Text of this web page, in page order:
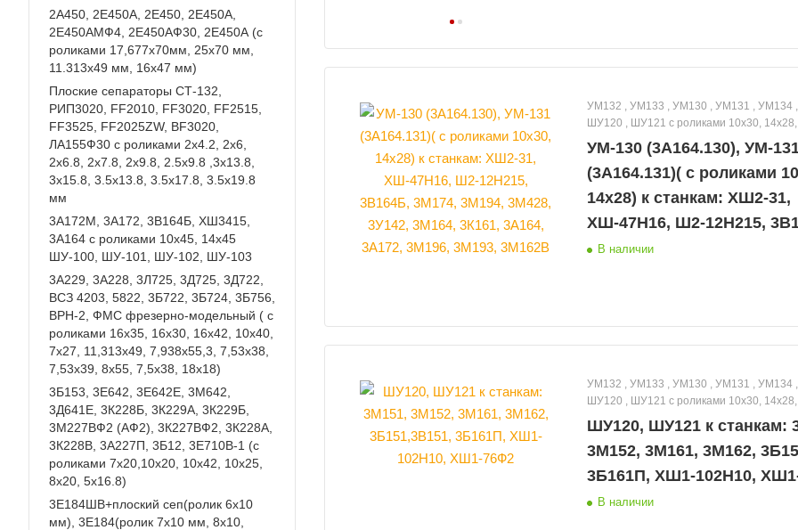
УМ132 , УМ133 , УМ130 , УМ131 , УМ134 , УМ135 ,
ШУ120 , ШУ121 с роликами 10х30,
14х30, 14.14х30, 14.17х30.1
УМ-130 (3А164.130), УМ-
(3А164.131)( с роликами
14х28) к станкам: ХШ2-31,
ХШ-47Н16, Ш2-12Н215,
3М174, 3M194, 3М428,
В наличии
УМ132 , УМ133 , УМ130 , УМ131 , УМ134 , УМ135 ,
ШУ120 , ШУ121 с роликами 10х30,
14х30, 14.14х30, 14.17х30.1
ШУ120, ШУ121 к станкам:
3М152, 3М161, 3М162,
3Б161П, ХШ1-102Н10,
В наличии
2А450, 2Е450А, 2Е450, 2Е450А,
2Е450АМФ4, 2Е450АФ30, 2Е450А (с
роликами 17,677х70мм, 25х70 мм,
11.313х49 мм, 16х47 мм)
Плоские сепараторы СТ-132,
РИП3020, FF2010, FF3020, FF2515,
FF3525, FF2025ZW, BF3020,
ЛА155Ф30 с роликами 2х4.2, 2х6,
2х6.8, 2х7.8, 2х9.8, 2.5х9.8 ,3х13.8,
3х15.8, 3.5х13.8, 3.5х17.8, 3.5х19.8
мм
3А172М, 3А172, 3В164Б, ХШ3415,
3А164 с роликами 10х45, 14х45
ШУ-100, ШУ-101, ШУ-102, ШУ-103
3А229, 3А228, 3Л725, 3Д725, 3Д722,
ВСЗ 4203, 5822, 3Б722, 3Б724, 3Б756,
ВРН-2, ФМС фрезерно-модельный ( с
роликами 16х35, 16х30, 16х42, 10х40,
7х27, 11,313х49, 7,938х55,3, 7,53х38,
7,53х39, 8х55, 7,5х38, 18х18)
3Б153, 3Е642, 3Е642Е, 3М642,
3Д641Е, 3К228Б, 3К229А, 3К229Б,
3М227ВФ2 (АФ2), 3К227ВФ2, 3К228А,
3К228В, 3А227П, 3Б12, 3Е710В-1 (с
роликами 7х20,10х20, 10х42, 10х25,
8х20, 5х16.8)
3Е184ШВ+плоский сеп(ролик 6х10
мм), 3Е184(ролик 7х10 мм, 8х10,